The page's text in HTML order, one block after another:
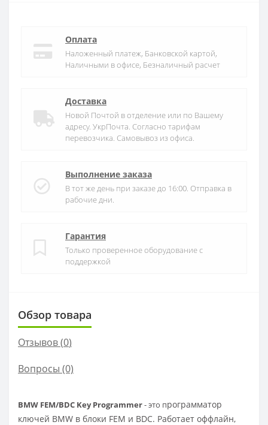
Оплата
Наложенный платеж, Банковской картой,
Наличными в офисе, Безналичный расчет
Доставка
Новой Почтой в отделение или по Вашему
адресу. УкрПочта. Согласно тарифам
перевозчика. Самовывоз из офиса.
Выполнение заказа
В тот же день при заказе до 16:00. Отправка в
рабочие дни.
Гарантия
Только проверенное оборудование с
поддержкой
Обзор товара
Отзывов (0)
Вопросы (0)
BMW FEM/BDC Key Programmer- это программатор
ключей BMW в блоки FEM и BDC. Работает оффлайн,